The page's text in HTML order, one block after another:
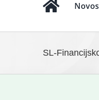
SL-